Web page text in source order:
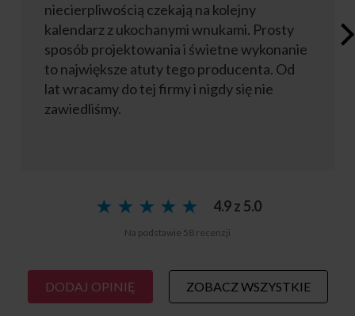
niecierpliwością czekają na kolejny
kalendarz z ukochanymi wnukami. Prosty
sposób projektowania i świetne wykonanie
to największe atuty tego producenta. Od
lat wracamy do tej firmy i nigdy się nie
zawiedliśmy.
★ ★ ★ ★ ★
★ ★ ★ ★ ★ 4.9 z 5.0
Na podstawie 58 recenzji
DODAJ OPINIĘ ZOBACZ WSZYSTKIE